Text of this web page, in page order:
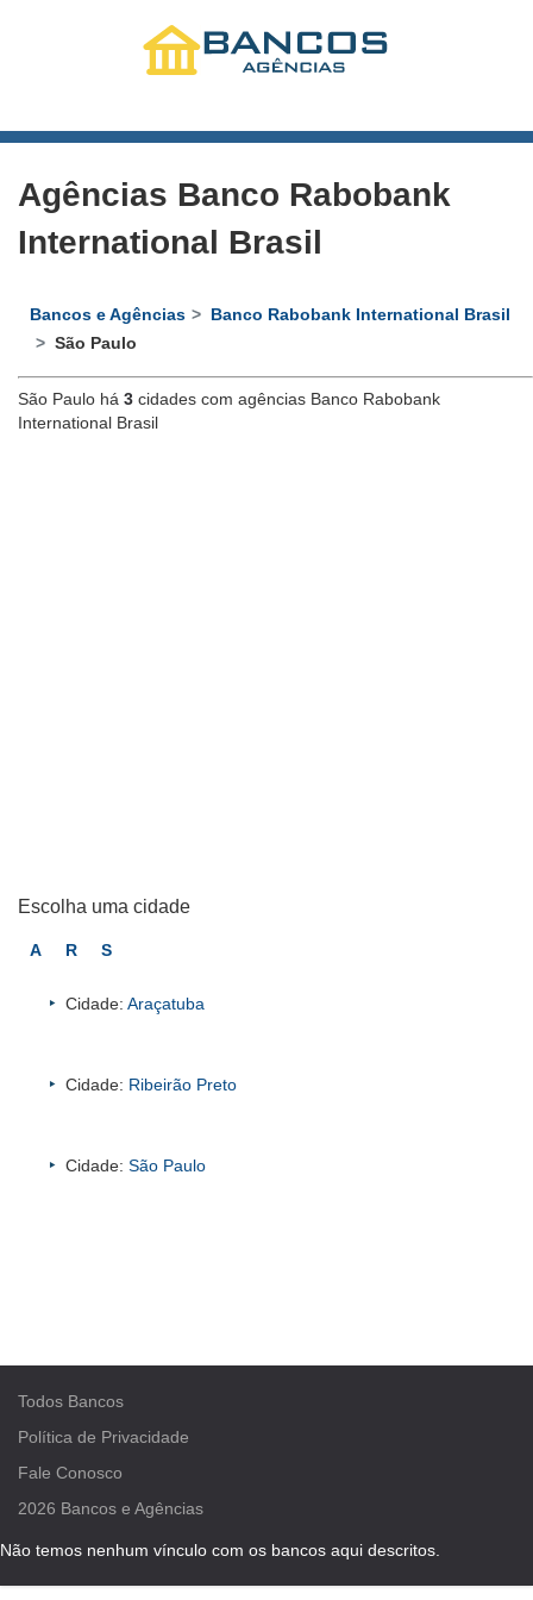
Agências Banco Rabobank
International Brasil
Bancos e Agências
Banco Rabobank International Brasil
São Paulo
São Paulo há 3 cidades com agências Banco Rabobank
International Brasil
Escolha uma cidade
A R S
Cidade: Araçatuba
Cidade: Ribeirão Preto
Cidade: São Paulo
Todos Bancos
Política de Privacidade
Fale Conosco
2026 Bancos e Agências
Não temos nenhum vínculo com os bancos aqui descritos.